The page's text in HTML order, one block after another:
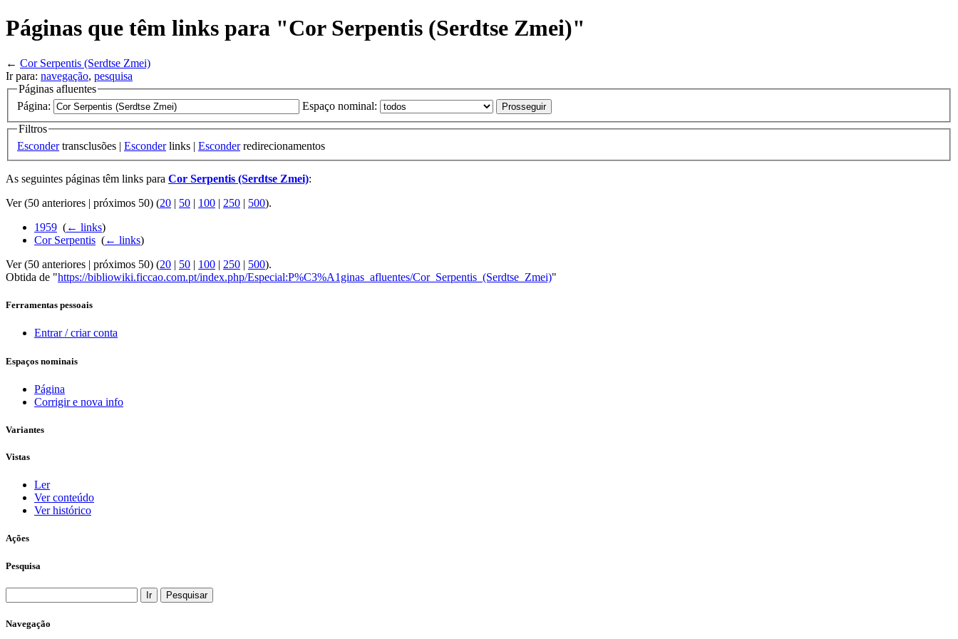
Páginas que têm links para "Cor Serpentis (Serdtse Zmei)"
← Cor Serpentis (Serdtse Zmei)
Ir para: navegação, pesquisa
Páginas afluentes
Página:
Espaço nominal:
Filtros
Escondertransclusões | Esconderlinks | Esconderredirecionamentos
As seguintes páginas têm links para Cor Serpentis (Serdtse Zmei):
Ver (50 anteriores | próximos 50) (20 | 50 | 100 | 250 | 500).
1959 (← links)
Cor Serpentis (← links)
Ver (50 anteriores | próximos 50) (20 | 50 | 100 | 250 | 500).
Obtida de "https://bibliowiki.ficcao.com.pt/index.php/Especial:P%C3%A1ginas_afluentes/Cor_Serpentis_(Serdtse_Zmei)"
Ferramentas pessoais
Entrar / criar conta
Espaços nominais
Página
Corrigir e nova info
Variantes
Vistas
Ler
Ver conteúdo
Ver histórico
Ações
Pesquisa
Navegação